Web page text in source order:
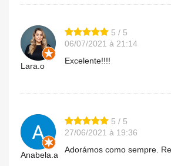
Lara.o
5 / 5
06/07/2021 à 21:14
Excelente!!!!
Anabela.a
5 / 5
27/06/2021 à 19:36
Adorámos como sempre.